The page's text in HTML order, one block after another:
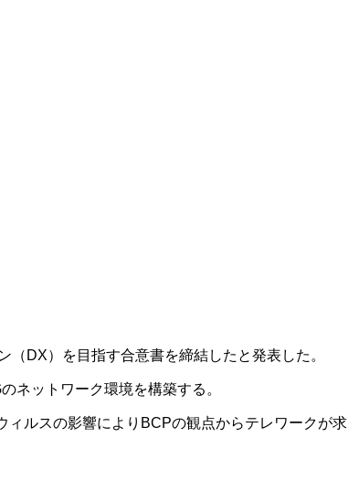
（ DX）を目指す合意書を締結したと発表した。
のネットワーク環境を構築する。
ィルスの影響により BCPの観点からテレワークが求